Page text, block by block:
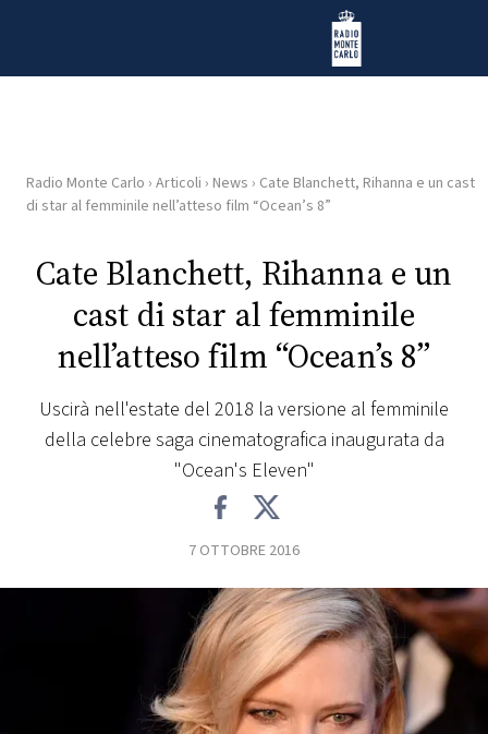
Radio Monte Carlo
HOME
RADIO
WEB
RADIO
PLAYLIST
CONCORSI
Radio Monte Carlo › Articoli › News › Cate Blanchett, Rihanna e un cast
di star al femminile nell’atteso film “Ocean’s 8”
Cate Blanchett, Rihanna e un
cast di star al femminile
nell’atteso film “Ocean’s 8”
Uscirà nell'estate del 2018 la versione al femminile
della celebre saga cinematografica inaugurata da
"Ocean's Eleven"
7 OTTOBRE 2016